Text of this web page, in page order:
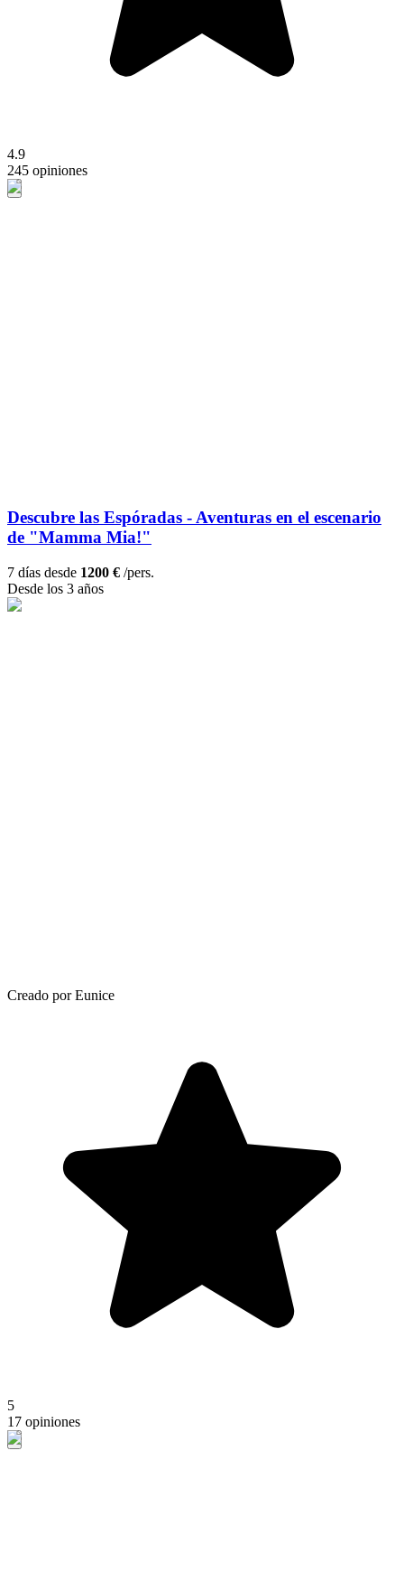
4.9
245 opiniones
Descubre las Espóradas - Aventuras en el escenario
de "Mamma Mia!"
7 días desde 1200 € /pers.
Desde los 3 años
Creado por Eunice
5
17 opiniones